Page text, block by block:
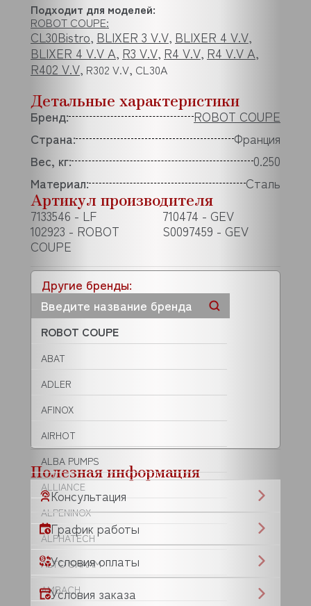
Другие бренды:
ROBOT COUPE
ABAT
ADLER
AFINOX
AIRHOT
ALBA PUMPS
ALLIANCE
ALPENINOX
ALPHATECH
ALTO SHAAM
AMBACH
Подходит для моделей:
ROBOT COUPE:
CL30Bistro, BLIXER 3 V.V, BLIXER 4 V.V,
BLIXER 4 V.V A, R3 V.V, R4 V.V, R4 V.V A,
R402 V.V, R302 V.V, CL30A
Детальные характеристики
Бренд:
ROBOT COUPE
Страна:
Франция
Вес, кг:
0.250
Материал:
Сталь
Артикул производителя
7133546 - LF
102923 - ROBOT
COUPE
710474 - GEV
S0097459 - GEV
Полезная информация
Консультация
График работы
Условия оплаты
Условия заказа